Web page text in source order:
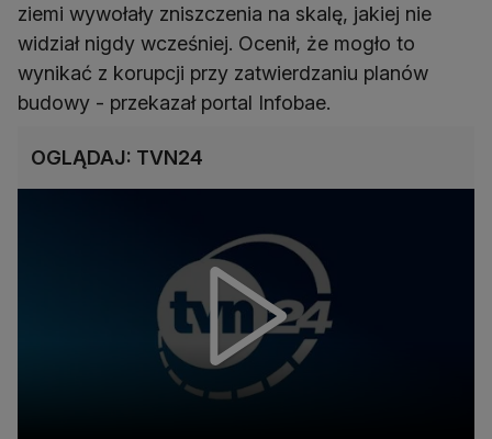
ziemi wywołały zniszczenia na skalę, jakiej nie
widział nigdy wcześniej. Ocenił, że mogło to
wynikać z korupcji przy zatwierdzaniu planów
budowy - przekazał portal Infobae.
OGLĄDAJ: TVN24